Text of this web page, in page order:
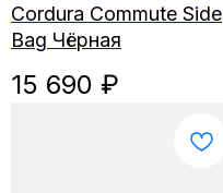
Cordura Commute Side
Bag Чёрная
15 690 ₽